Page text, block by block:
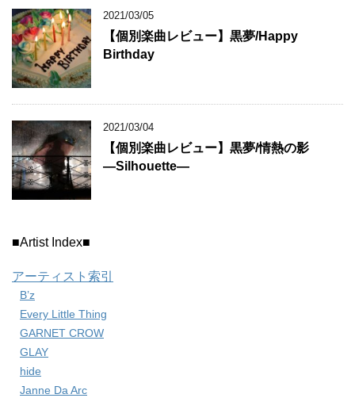
2021/03/05
【個別楽曲レビュー】黒夢/Happy
Birthday
2021/03/04
【個別楽曲レビュー】黒夢/情熱の影
―Silhouette―
■Artist Index■
アーティスト索引
B’z
Every Little Thing
GARNET CROW
GLAY
hide
Janne Da Arc